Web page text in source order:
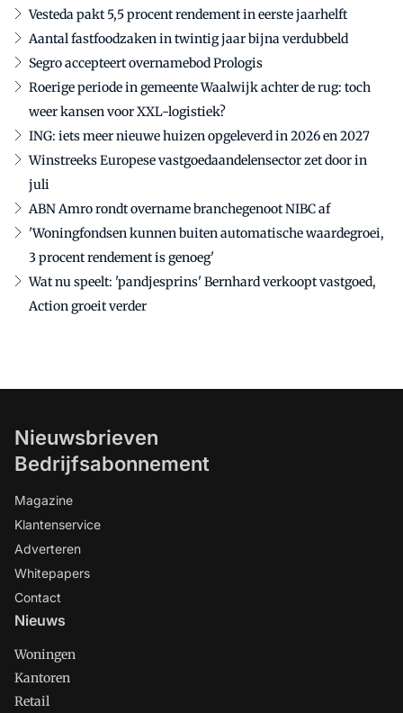
Vesteda pakt 5,5 procent rendement in eerste jaarhelft
Aantal fastfoodzaken in twintig jaar bijna verdubbeld
Segro accepteert overnamebod Prologis
Roerige periode in gemeente Waalwijk achter de rug: toch
weer kansen voor XXL-logistiek?
ING: iets meer nieuwe huizen opgeleverd in 2026 en 2027
Winstreeks Europese vastgoedaandelensector zet door in
juli
ABN Amro rondt overname branchegenoot NIBC af
'Woningfondsen kunnen buiten automatische waardegroei,
3 procent rendement is genoeg'
Wat nu speelt: 'pandjesprins' Bernhard verkoopt vastgoed,
Action groeit verder
Nieuwsbrieven
Bedrijfsabonnement
Magazine
Klantenservice
Adverteren
Whitepapers
Contact
Nieuws
Woningen
Kantoren
Retail